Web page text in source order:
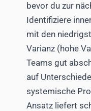
bevor du zur
Identifiziere
mit den
Varianz (hohe
Teams gut
auf
systemische
Ansatz liefert